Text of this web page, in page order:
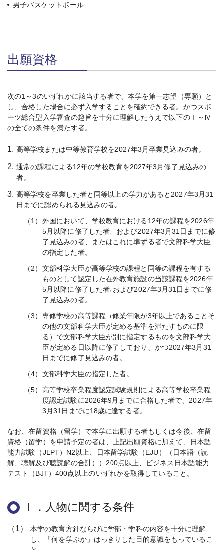
男子バスケットボール
出願資格
次の1～3のいずれかに該当する者で、本学を第一志望（専願）と
し、合格した場合に必ず入学することを確約できる者。かつスポ
ーツ総合型入学審査の趣旨を十分に理解したうえで以下のⅠ～Ⅳ
の全ての条件を満たす者。
1. 高等学校または中等教育学校を2027年3月卒業見込みの者。
2. 通常の課程による12年の学校教育を2027年3月修了見込みの
者。
3. 高等学校を卒業した者と同等以上の学力があると2027年3月31
日までに認められる見込みの者｡
（1） 外国において、学校教育における12年の課程を2026年
5月以降に修了した者、および2027年3月31日までに修
了見込みの者、またはこれに準ずる者で文部科学大臣
の指定した者。
（2） 文部科学大臣が高等学校の課程と同等の課程を有する
ものとして認定した在外教育施設の当該課程を2026年
5月以降に修了した者､および2027年3月31日までに修
了見込みの者。
（3） 専修学校の高等課程（修業年限が3年以上であることそ
の他の文部科学大臣が定める基準を満たすものに限
る）で文部科学大臣が別に指定するものを文部科学大
臣が定める日以降に修了しており、かつ2027年3月31
日までに修了見込みの者。
（4） 文部科学大臣の指定した者。
（5） 高等学校卒業程度認定試験規則による高等学校卒業程
度認定試験に2026年9月までに合格した者で、2027年
3月31日までに18歳に達する者。
なお、在留資格（留学）で本学に出願する者もしくは今後、在留
資格（留学）を申請予定の者は、上記出願資格に加えて、日本語
能力試験（JLPT）N2以上、日本留学試験（EJU）（日本語（読
解、聴解及び聴読解の合計））200点以上、ビジネス日本語能力
テスト（BJT）400点以上のいずれかを取得していること。
Ⅰ．人物に関する条件
（1）
本学の教育方針ならびに学部・学科の内容を十分に理解
し、「何を学ぶか」はっきりした目的意識をもっているこ